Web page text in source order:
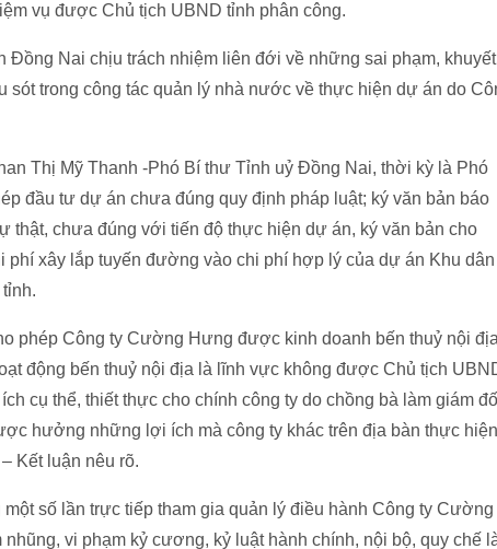
vụ được Chủ tịch UBND tỉnh phân công.
Đồng Nai chịu trách nhiệm liên đới về những sai phạm, khuyết
sót trong công tác quản lý nhà nước về thực hiện dự án do
Thị Mỹ Thanh -Phó Bí thư Tỉnh uỷ Đồng Nai, thời kỳ là Phó
đầu tư dự án chưa đúng quy định pháp luật; ký văn bản báo
thật, chưa đúng với tiến độ thực hiện dự án, ký văn bản cho
xây lắp tuyến đường vào chi phí hợp lý của dự án Khu dân
phép Công ty Cường Hưng được kinh doanh bến thuỷ nội
động bến thuỷ nội địa là lĩnh vực không được Chủ tịch
cụ thể, thiết thực cho chính công ty do chồng bà làm giám
hưởng những lợi ích mà công ty khác trên địa bàn thực hiện
Kết luận nêu rõ.
số lần trực tiếp tham gia quản lý điều hành Công ty Cường
vi phạm kỷ cương, kỷ luật hành chính, nội bộ, quy chế